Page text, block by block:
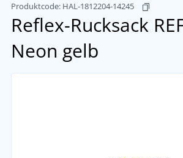
Produktcode: HAL-1812204-14245
Reflex-Rucksack
Neon gelb